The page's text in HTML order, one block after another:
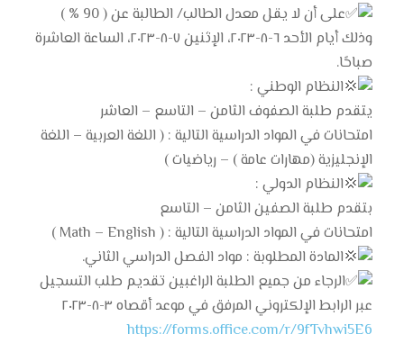
على أن لا يقل معدل الطالب/ الطالبة عن ( 90 % )
وذلك أيام الأحد ٦-٨-٢٠٢٣، الإثنين ٧-٨-٢٠٢٣، الساعة العاشرة
صباحًا.
النظام الوطني :
يتقدم طلبة الصفوف الثامن – التاسع – العاشر
امتحانات في المواد الدراسية التالية : ( اللغة العربية – اللغة
الإنجليزية (مهارات عامة ) – رياضيات )
النظام الدولي :
بتقدم طلبة الصفين الثامن – التاسع
امتحانات في المواد الدراسية التالية : ( Math – English )
المادة المطلوبة : مواد الفصل الدراسي الثاني.
الرجاء من جميع الطلبة الراغبين تقديم طلب التسجيل
عبر الرابط الإلكتروني المرفق في موعد أقصاه ٣-٨-٢٠٢٣
https://forms.office.com/r/9fTvhwi5E6